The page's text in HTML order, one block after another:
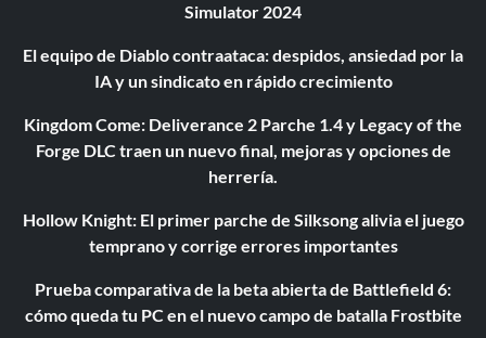
Simulator 2024
El equipo de Diablo contraataca: despidos, ansiedad por la
IA y un sindicato en rápido crecimiento
Kingdom Come: Deliverance 2 Parche 1.4 y Legacy of the
Forge DLC traen un nuevo final, mejoras y opciones de
herrería.
Hollow Knight: El primer parche de Silksong alivia el juego
temprano y corrige errores importantes
Prueba comparativa de la beta abierta de Battlefield 6:
cómo queda tu PC en el nuevo campo de batalla Frostbite